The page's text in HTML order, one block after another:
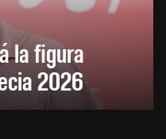
la figura
2026